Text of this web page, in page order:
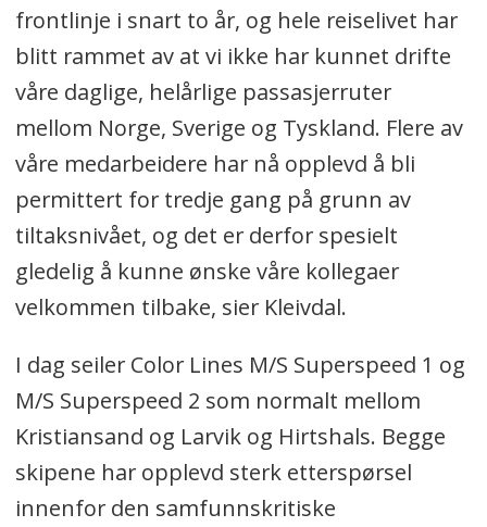
frontlinje i snart to år, og hele reiselivet har
blitt rammet av at vi ikke har kunnet drifte
våre daglige, helårlige passasjerruter
mellom Norge, Sverige og Tyskland. Flere av
våre medarbeidere har nå opplevd å bli
permittert for tredje gang på grunn av
tiltaksnivået, og det er derfor spesielt
gledelig å kunne ønske våre kollegaer
velkommen tilbake, sier Kleivdal.
I dag seiler Color Lines M/S Superspeed 1 og
M/S Superspeed 2 som normalt mellom
Kristiansand og Larvik og Hirtshals. Begge
skipene har opplevd sterk etterspørsel
innenfor den samfunnskritiske